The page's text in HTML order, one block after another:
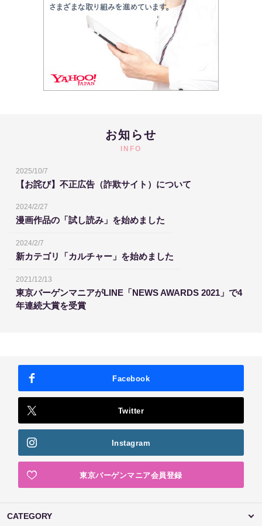
お知らせ
INFO
2025/10/7
【お詫び】不正広告（詐欺サイト）について
2024/2/27
漫画作品の「試し読み」を始めました
2024/2/7
新カテゴリ「カルチャー」を始めました
2021/12/13
東京バーゲンマニアがLINE「NEWS AWARDS 2021」で4
年連続大賞を受賞
Facebook
Twitter
Instagram
東京バーゲンマニア会員登録
CATEGORY